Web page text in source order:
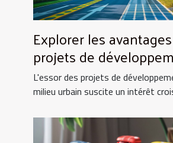
Explorer les
projets de
durable en milieu
L'essor des projets de
milieu urbain suscite un intérêt